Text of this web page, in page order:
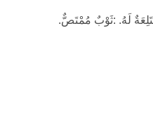
لَهُ. :ثَوْبٌ مُمْتَصٌّ.